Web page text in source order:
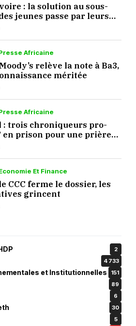
: la solution au sous-
jeunes passe par leurs
Africaine
relève la note à Ba3,
méritée
Africaine
: trois chroniqueurs pro-
en prison pour une prière
Et Finance
CCC ferme le dossier, les
grincent
2
4 733
et Institutionnelles 151
89
6
30
5